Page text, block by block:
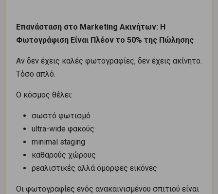
Επανάσταση στο Marketing Ακινήτων: Η
Φωτογράφιση Είναι Πλέον το 50% της Πώλησης
Αν δεν έχεις καλές φωτογραφίες, δεν έχεις ακίνητο.
Τόσο απλό.
Ο κόσμος θέλει:
σωστό φωτισμό
ultra-wide φακούς
minimal staging
καθαρούς χώρους
ρεαλιστικές αλλά όμορφες εικόνες
Οι φωτογραφίες ενός ανακαινισμένου σπιτιού είναι